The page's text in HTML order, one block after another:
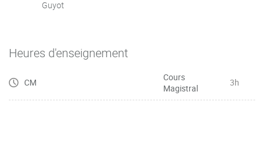
Guyot
Heures d'enseignement
CM
Cours
Magistral
3h